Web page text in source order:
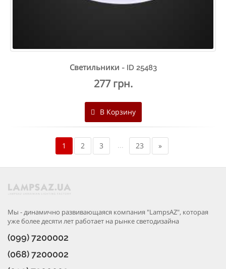
Светильники - ID 25483
277 грн.
В Корзину
1 2 3 ... 23 »
Мы - динамично развивающаяся компания "LampsAZ", которая
уже более десяти лет работает на рынке светодизайна
(099) 7200002
(068) 7200002